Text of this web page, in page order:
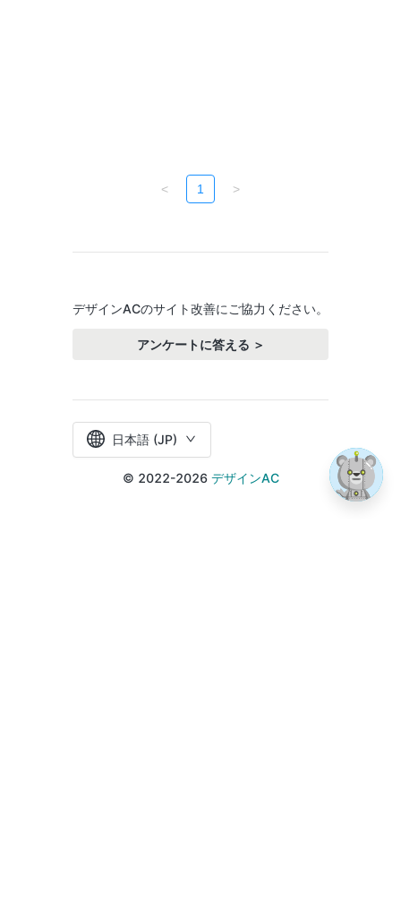
< 1 >
デザインACのサイト改善にご協力ください。
アンケートに答える ＞
日本語 (JP)
© 2022-2026 デザインAC